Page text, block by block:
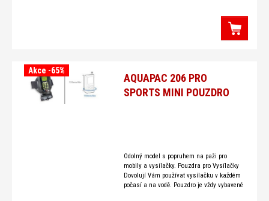
AQUAPAC 206 PRO
SPORTS MINI POUZDRO
Akce -65%
Odolný model s popruhem na paži pro
mobily a vysílačky. Pouzdra pro Vysílačky
Dovolují Vám používat vysílačku v každém
počasí a na vodě. Pouzdro je vždy vybavené